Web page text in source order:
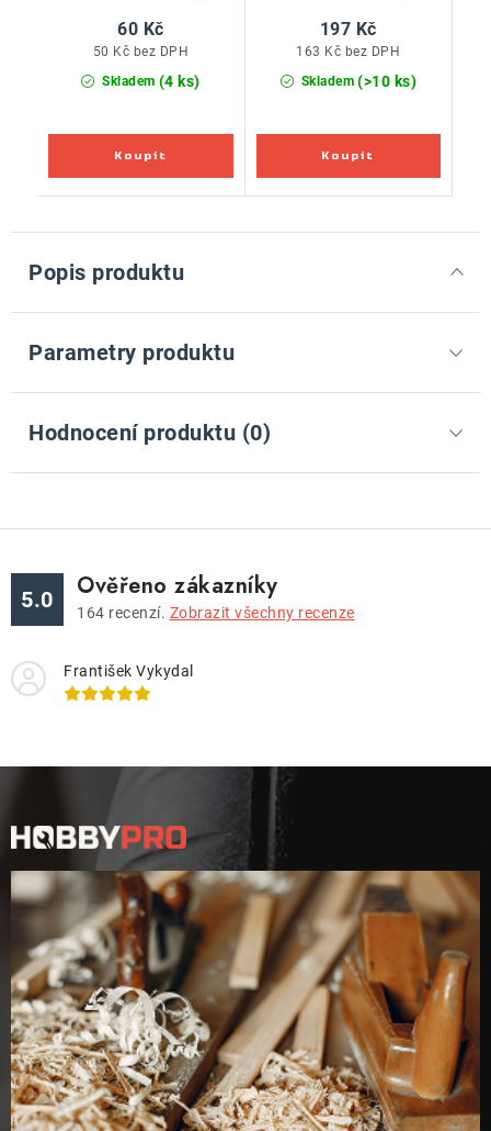
Skladem (4 ks)
50 Kč bez DPH
60 Kč
Skladem (>10 ks)
163 Kč bez DPH
197 Kč
Popis produktu
Parametry produktu
Hodnocení produktu (0)
5.0 Ověřeno zákazníky
164 recenzí. Zobrazit všechny recenze
František Vykydal
p
a